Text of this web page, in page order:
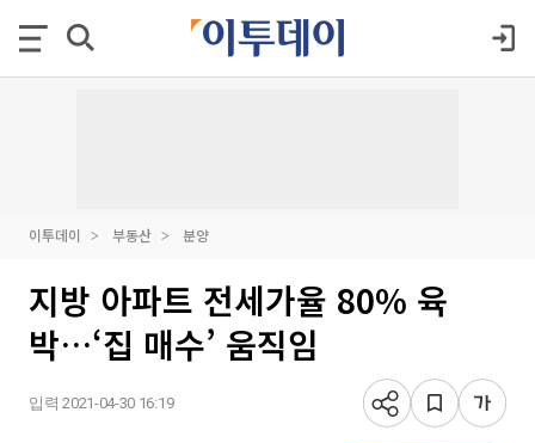
이투데이 부동산 분양
지방 아파트 전세가율 80% 육
박…‘집 매수’ 움직임
입력 2021-04-30 16:19